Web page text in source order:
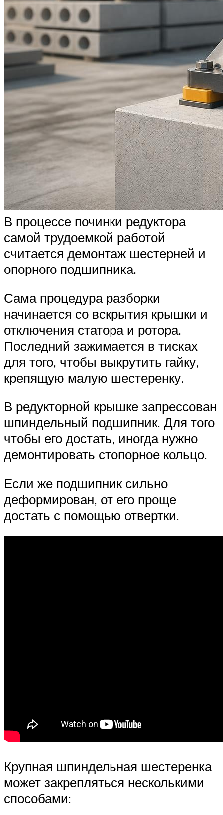
В процессе починки редуктора
самой трудоемкой работой
считается демонтаж шестерней и
опорного подшипника.
Сама процедура разборки
начинается со вскрытия крышки и
отключения статора и ротора.
Последний зажимается в тисках
для того, чтобы выкрутить гайку,
крепящую малую шестеренку.
В редукторной крышке запрессован
шпиндельный подшипник. Для того
чтобы его достать, иногда нужно
демонтировать стопорное кольцо.
Если же подшипник сильно
деформирован, от его проще
достать с помощью отвертки.
Крупная шпиндельная шестеренка
может закрепляться несколькими
способами: